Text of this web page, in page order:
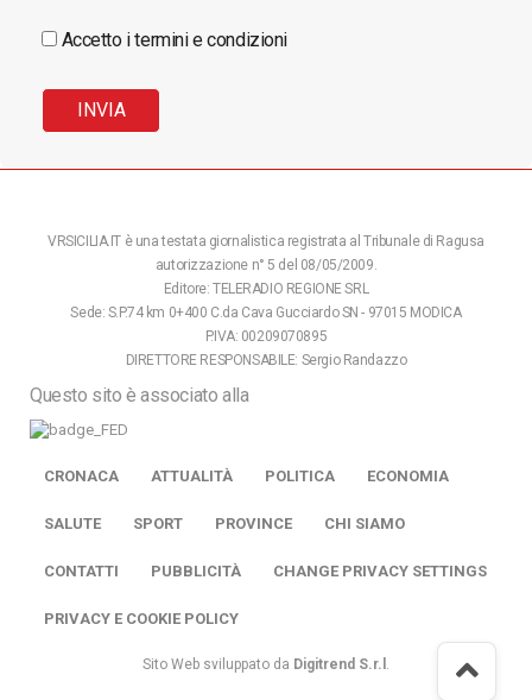
Accetto i termini e condizioni
VRSICILIA.IT è una testata giornalistica registrata al Tribunale di Ragusa
autorizzazione n° 5 del 08/05/2009.
Editore: TELERADIO REGIONE SRL
Sede: S.P.74 km 0+400 C.da Cava Gucciardo SN - 97015 MODICA
P.IVA: 00209070895
DIRETTORE RESPONSABILE: Sergio Randazzo
Questo sito è associato alla
CRONACA ATTUALITÀ POLITICA ECONOMIA
SALUTE SPORT PROVINCE CHI SIAMO
CONTATTI PUBBLICITÀ CHANGE PRIVACY SETTINGS
PRIVACY E COOKIE POLICY
Sito Web sviluppato da Digitrend S.r.l .